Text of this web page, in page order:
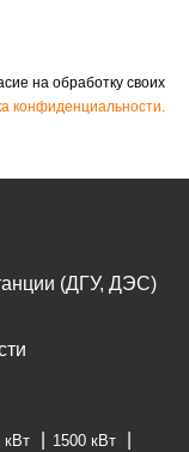
на обработку своих
конфиденциальности.
(ДГУ, ДЭС)
кВт
1500 кВт